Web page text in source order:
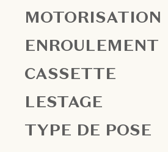
MOTORISATION
ENROULEMENT
CASSETTE
LESTAGE
TYPE DE POSE